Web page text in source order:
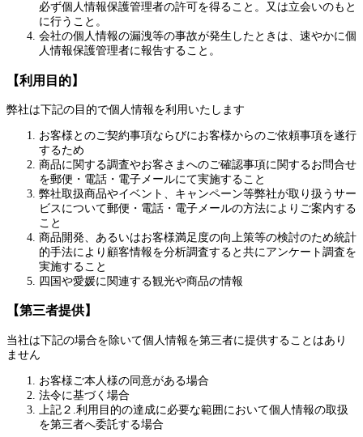
必ず個人情報保護管理者の許可を得ること。又は立会いのもと
に行うこと。
会社の個人情報の漏洩等の事故が発生したときは、速やかに個
人情報保護管理者に報告すること。
【利用目的】
弊社は下記の目的で個人情報を利用いたします
お客様とのご契約事項ならびにお客様からのご依頼事項を遂行
するため
商品に関する調査やお客さまへのご確認事項に関するお問合せ
を郵便・電話・電子メールにて実施すること
弊社取扱商品やイベント、キャンペーン等弊社が取り扱うサー
ビスについて郵便・電話・電子メールの方法によりご案内する
こと
商品開発、あるいはお客様満足度の向上策等の検討のため統計
的手法により顧客情報を分析調査すると共にアンケート調査を
実施すること
四国や愛媛に関連する観光や商品の情報
【第三者提供】
当社は下記の場合を除いて個人情報を第三者に提供することはあり
ません
お客様ご本人様の同意がある場合
法令に基づく場合
上記２.利用目的の達成に必要な範囲において個人情報の取扱
を第三者へ委託する場合